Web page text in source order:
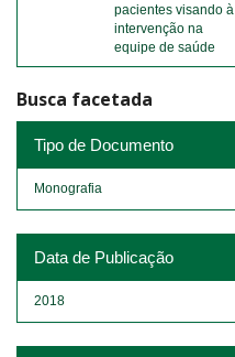
pacientes visando à
intervenção na
equipe de saúde
Busca facetada
Tipo de Documento
Monografia
Data de Publicação
2018